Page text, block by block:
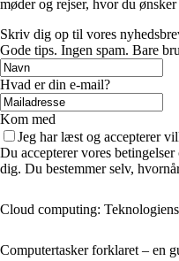
møder og rejser, hvor du
Skriv dig op til vores
Gode tips. Ingen spam. Bare
Hvad er din e-mail?
Kom med
Jeg har læst og accepterer
Du accepterer vores
dig. Du bestemmer selv,
Cloud computing:
Computertasker forklaret – en